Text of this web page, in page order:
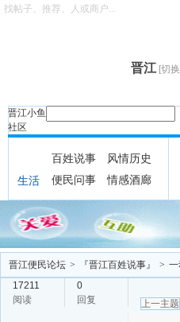
晋江 [切
晋江小鱼
社区
找帖子、推荐、人或商户...
生活
百姓说事
风情历史
便民问事
情感酒廊
晋江便民论坛 > 『晋江百姓说事』 > 一
17211
阅读
0
回复
上一主题